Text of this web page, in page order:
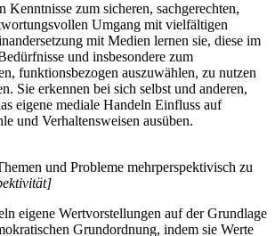
Kenntnisse zum sicheren, sachgerechten,
Umgang mit vielfältigen
mit Medien lernen sie, diese im
und insbesondere zum
funktionsbezogen auszuwählen, zu nutzen
Sie erkennen bei sich selbst und anderen,
eigene mediale Handeln Einfluss auf
und Verhaltensweisen ausüben.
und Probleme mehrperspektivisch zu
eigene Wertvorstellungen auf der Grundlage
Grundordnung, indem sie Werte